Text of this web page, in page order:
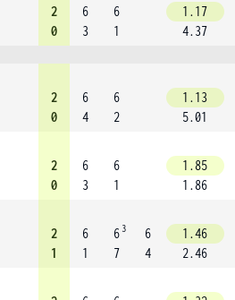
2
0
6
3
6
1
1.17
4.37
2
0
6
4
6
2
1.13
5.01
2
0
6
3
6
1
1.85
1.86
2
1
6
1
6 3
7
6
4
1.46
2.46